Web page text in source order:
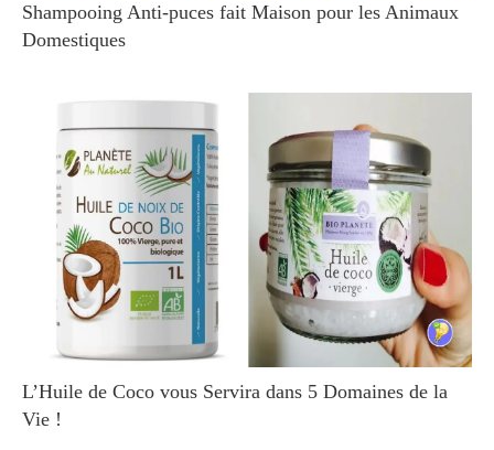
Shampooing Anti-puces fait Maison pour les Animaux
Domestiques
L’Huile de Coco vous Servira dans 5 Domaines de la
Vie !